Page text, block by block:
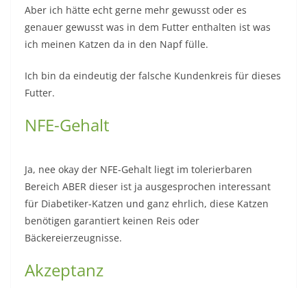
Aber ich hätte echt gerne mehr gewusst oder es
genauer gewusst was in dem Futter enthalten ist was
ich meinen Katzen da in den Napf fülle.
Ich bin da eindeutig der falsche Kundenkreis für dieses
Futter.
NFE-Gehalt
Ja, nee okay der NFE-Gehalt liegt im tolerierbaren
Bereich ABER dieser ist ja ausgesprochen interessant
für Diabetiker-Katzen und ganz ehrlich, diese Katzen
benötigen garantiert keinen Reis oder
Bäckereierzeugnisse.
Akzeptanz